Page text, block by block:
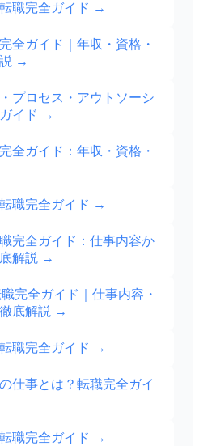
職完全ガイド →
全ガイド｜年収・資格・
→
プロセス・アウトソーシ
イド →
全ガイド：年収・資格・
職完全ガイド →
完全ガイド：仕事内容か
解説 →
完全ガイド｜仕事内容・
底解説 →
職完全ガイド →
仕事とは？転職完全ガイ
職完全ガイド →